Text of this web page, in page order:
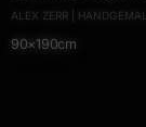
auf Leinwand
ALEX ZERR |
90×190cm